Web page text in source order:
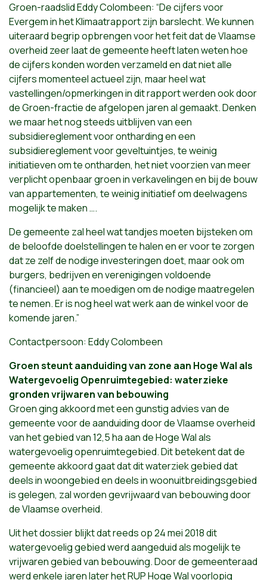
Groen-raadslid Eddy Colombeen: “De cijfers voor
Evergem in het Klimaatrapport zijn barslecht. We kunnen
uiteraard begrip opbrengen voor het feit dat de Vlaamse
overheid zeer laat de gemeente heeft laten weten hoe
de cijfers konden worden verzameld en dat niet alle
cijfers momenteel actueel zijn, maar heel wat
vastellingen/opmerkingen in dit rapport werden ook door
de Groen-fractie de afgelopen jaren al gemaakt. Denken
we maar het nog steeds uitblijven van een
subsidiereglement voor ontharding en een
subsidiereglement voor geveltuintjes, te weinig
initiatieven om te ontharden, het niet voorzien van meer
verplicht openbaar groen in verkavelingen en bij de bouw
van appartementen, te weinig initiatief om deelwagens
mogelijk te maken ….
De gemeente zal heel wat tandjes moeten bijsteken om
de beloofde doelstellingen te halen en er voor te zorgen
dat ze zelf de nodige investeringen doet, maar ook om
burgers, bedrijven en verenigingen voldoende
(financieel) aan te moedigen om de nodige maatregelen
te nemen. Er is nog heel wat werk aan de winkel voor de
komende jaren.”
Contactpersoon: Eddy Colombeen
Groen steunt aanduiding van zone aan Hoge Wal als
Watergevoelig Openruimtegebied: waterzieke
gronden vrijwaren van bebouwing
Groen ging akkoord met een gunstig advies van de
gemeente voor de aanduiding door de Vlaamse overheid
van het gebied van 12,5 ha aan de Hoge Wal als
watergevoelig openruimtegebied. Dit betekent dat de
gemeente akkoord gaat dat dit waterziek gebied dat
deels in woongebied en deels in woonuitbreidingsgebied
is gelegen, zal worden gevrijwaard van bebouwing door
de Vlaamse overheid.
Uit het dossier blijkt dat reeds op 24 mei 2018 dit
watergevoelig gebied werd aangeduid als mogelijk te
vrijwaren gebied van bebouwing. Door de gemeenteraad
werd enkele jaren later het RUP Hoge Wal voorlopig